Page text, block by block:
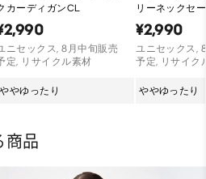
カーディガンCL
ニセックス, 8月中旬販売
定, リサイクル素材
ややゆったり
リーネックセ
¥2,990
ユニセックス,
予定, リサイク
ややゆったり
商品